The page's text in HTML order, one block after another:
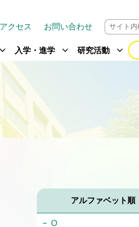
クセス お問い合わせ
入学・進学 expand_more 研究活動 expand_more
アルファベット順
O